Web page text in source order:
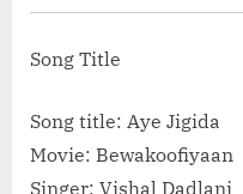
Song Title
Song title: Aye Jigida
Movie: Bewakoofiyaan
Singer: Vishal Dadlani